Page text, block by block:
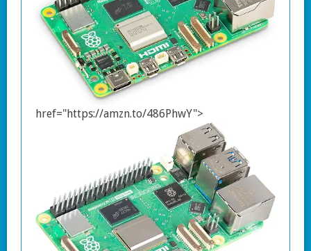
href="https://amzn.to/486PhwY">